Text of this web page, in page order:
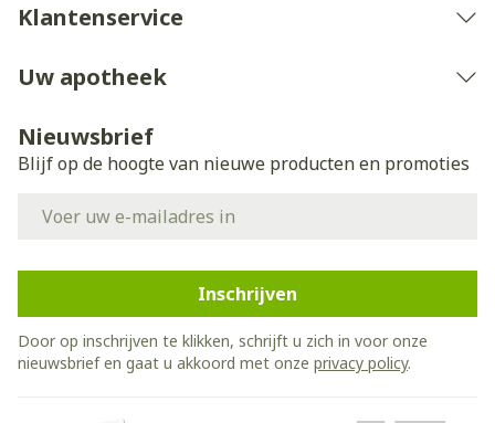
Klantenservice
Uw apotheek
Nieuwsbrief
Blijf op de hoogte van nieuwe producten en promoties
Inschrijven
Door op inschrijven te klikken, schrijft u zich in voor onze
nieuwsbrief en gaat u akkoord met onze privacy policy.